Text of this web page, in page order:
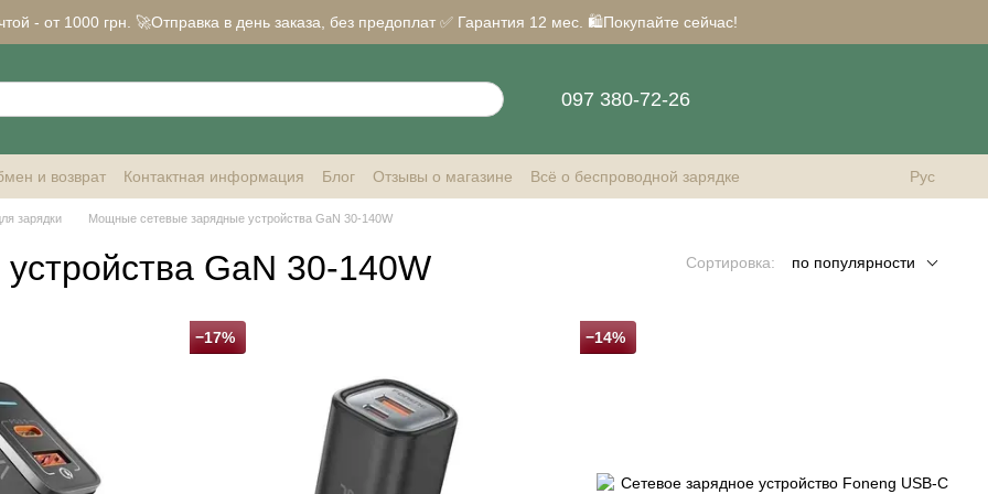
- от 1000 грн. 🚀Отправка в день заказа, без предоплат ✅ Гарантия 12 мес. 🛍️Покупайте сейчас!
097 380-72-26
и возврат Контактная информация Блог Отзывы о магазине
Всё о беспроводной зарядке
Рус
зарядки Мощные сетевые зарядные устройства GaN 30-140W
GaN 30-140W Сортировка: по популярности
−17% −14%